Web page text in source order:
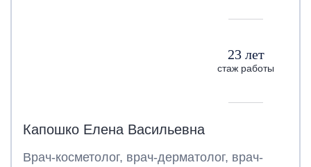
23 лет
стаж работы
Капошко Елена Васильевна
Врач-косметолог, врач-дерматолог, врач-